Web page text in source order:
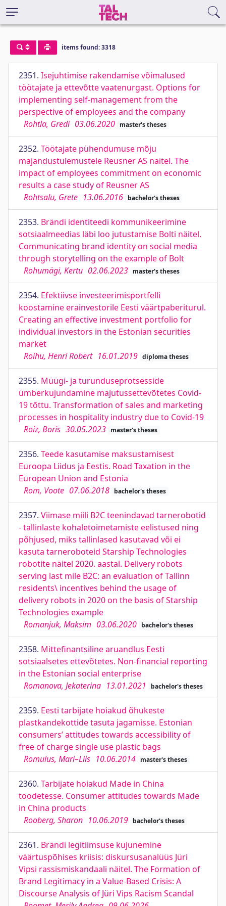
items found: 3318
2351. Isejuhtimise rakendamise võimalused
töötajate ja ettevõtte vaatenurgast. Options for
implementing self-management from the
perspective of employees and the company
Rohtla, Gredi 03.06.2020 master's theses
2352. Töötajate pühendumuse mõju
majandustulemustele Reusner AS näitel. The
impact of employees commitment on economic
results a case study of Reusner AS
Rohtsalu, Grete 13.06.2016 bachelor's theses
2353. Brändi identiteedi kommunikeerimine
sotsiaalmeedias läbi loo jutustamise Bolti näitel.
Communicating brand identity on social media
through storytelling on the example of Bolt
Rohumägi, Kertu 02.06.2023 master's theses
2354. Efektiivse investeerimisportfelli
koostamine erainvestorile Eesti väärtpaberiturul.
Creating an effective investment portfolio for
individual investors in the Estonian securities
market
Roihu, Henri Robert 16.01.2019 diploma theses
2355. Müügi- ja turunduseprotsesside
ümberkujundamine majutussettevõtetes Covid-
19 tõttu. Transformation of sales and marketing
processes in hospitality industry due to Covid-19
Roiz, Boris 30.05.2023 master's theses
2356. Teede kasutamise maksustamisest
Euroopa Liidus ja Eestis. Road Taxation in the
European Union and Estonia
Rom, Voote 07.06.2018 bachelor's theses
2357. Viimase miili B2C teenindavad tarnerobotid
- tallinlaste kohaletoimetamiste eelistused ning
põhjused, miks tallinlased kasutavad või ei
kasuta tarneroboteid Starship Technologies
robotite näitel 2020. aastal. Delivery robots
serving last mile B2C: an evaluation of Tallinn
residents\ incentives behind the usage of
delivery robots in 2020 on the basis of Starship
Technologies example
Romanjuk, Maksim 03.06.2020 bachelor's theses
2358. Mittefinantsiline aruandlus Eesti
sotsiaalsetes ettevõtetes. Non-financial reporting
in the Estonian social enterprise
Romanova, Jekaterina 13.01.2021 bachelor's theses
2359. Eesti tarbijate hoiakud õhukeste
plastkandekottide tasuta jagamisse. Estonian
consumers’ attitudes towards accessibility of
free of charge single use plastic bags
Romulus, Mari–Liis 10.06.2014 master's theses
2360. Tarbijate hoiakud Made in China
toodetesse. Consumer attitudes towards Made
in China products
Rooberg, Sharon 10.06.2019 bachelor's theses
2361. Brändi legitiimsuse kujunemine
väärtuspõhises kriisis: diskursusanalüüs Jüri
Vipsi rassismiskandaali näitel. The Formation of
Brand Legitimacy in a Value-Based Crisis: A
Discourse Analysis of Jüri Vips Racism Scandal